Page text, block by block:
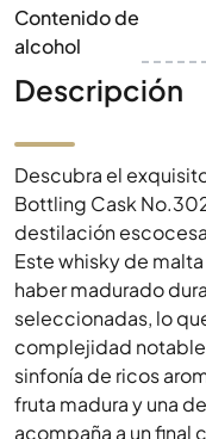
Contenido de
alcohol
Descripción
Descubra el
Bottling Cask
destilación
Este whisky de
haber madurado
seleccionadas, lo
complejidad
sinfonía de ricos
fruta madura y una
acompaña a un final